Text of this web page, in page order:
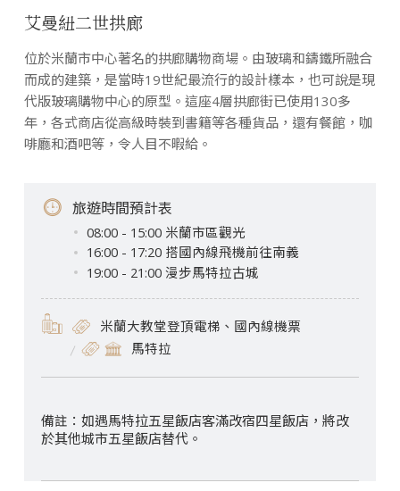
艾曼紐二世拱廊
位於米蘭市中心著名的拱廊購物商場。由玻璃和鑄鐵所融合
而成的建築，是當時19世紀最流行的設計樣本，也可說是現
代版玻璃購物中心的原型。這座4層拱廊街已使用130多
年，各式商店從高級時裝到書籍等各種貨品，還有餐館，咖
啡廳和酒吧等，令人目不暇給。
旅遊時間預計表
08:00 - 15:00 米蘭市區觀光
16:00 - 17:20 搭國內線飛機前往南義
19:00 - 21:00 漫步馬特拉古城
米蘭大教堂登頂電梯、國內線機票
馬特拉
如遇馬特拉五星飯店客滿改宿四星飯店，將改
於其他城市五星飯店替代。